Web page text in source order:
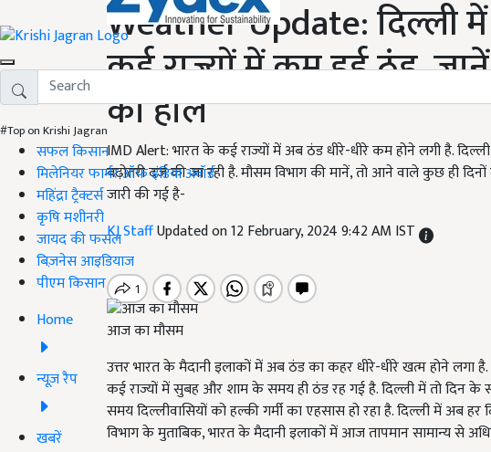
#Top on Krishi Jagran
सफल किसान
मिलेनियर फार्मर ऑफ इंडिया अवॉर्ड
महिंद्रा ट्रैक्टर्स
कृषि मशीनरी
जायद की फसल
बिज़नेस आइडियाज
पीएम किसान
Home
न्यूज़ रैप
खबरें
Weather Update: दिल्ली
कई राज्यों में कम हुई ठंड,
का हाल
IMD Alert: भारत के कई राज्यों में अब ठंड धीरे-धीरे कम होने लगी है.
बढ़ोतरी दर्ज की जा रही है. मौसम विभाग की मानें, तो आने वाले कुछ ही
जारी की गई है-
KJ StaffUpdated on 12 February, 2024 9:42 AM IST
आज का मौसम
उत्तर भारत के मैदानी इलाकों में अब ठंड का कहर धीरे-धीरे खत्म होने लगा है.
कई राज्यों में सुबह और शाम के समय ही ठंड रह गई है. दिल्ली में तो दिन
समय दिल्लीवासियों को हल्की गर्मी का एहसास हो रहा है. दिल्ली में अब हर
विभाग के मुताबिक, भारत के मैदानी इलाकों में आज तापमान सामान्य से